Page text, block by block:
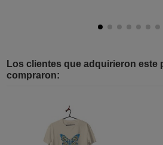
Los clientes que adquirieron este
compraron: